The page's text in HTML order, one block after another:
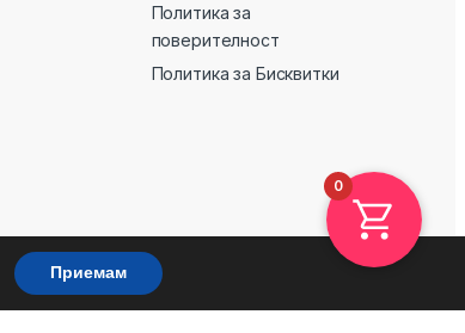
Политика за
поверителност
Политика за Бисквитки
Приемам
0